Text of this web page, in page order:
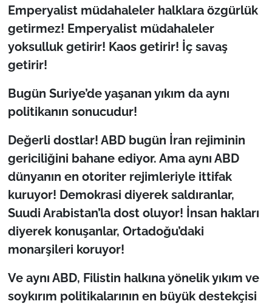
Emperyalist müdahaleler halklara özgürlük
getirmez! Emperyalist müdahaleler
yoksulluk getirir! Kaos getirir! İç savaş
getirir!
Bugün Suriye’de yaşanan yıkım da aynı
politikanın sonucudur!
Değerli dostlar! ABD bugün İran rejiminin
gericiliğini bahane ediyor. Ama aynı ABD
dünyanın en otoriter rejimleriyle ittifak
kuruyor! Demokrasi diyerek saldıranlar,
Suudi Arabistan’la dost oluyor! İnsan hakları
diyerek konuşanlar, Ortadoğu’daki
monarşileri koruyor!
Ve aynı ABD, Filistin halkına yönelik yıkım ve
soykırım politikalarının en büyük destekçisi